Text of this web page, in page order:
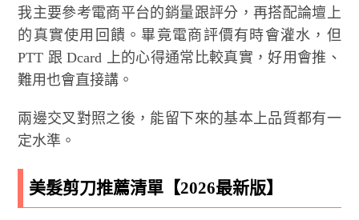
我主要參考電商平台的銷量跟評分，再搭配論壇上
的真實使用回饋。畢竟電商評價有時會灌水，但
PTT 跟 Dcard 上的心得通常比較真實，好用會推、
難用也會直接講。
兩邊交叉對照之後，能留下來的基本上品質都有一
定水準。
美髮剪刀推薦清單【2026最新版】